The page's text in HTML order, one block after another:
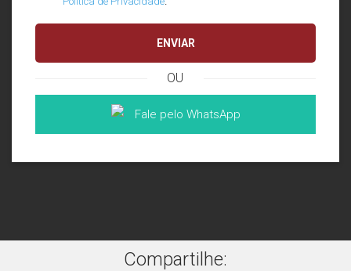
ENVIAR
OU
Fale pelo WhatsApp
Compartilhe: